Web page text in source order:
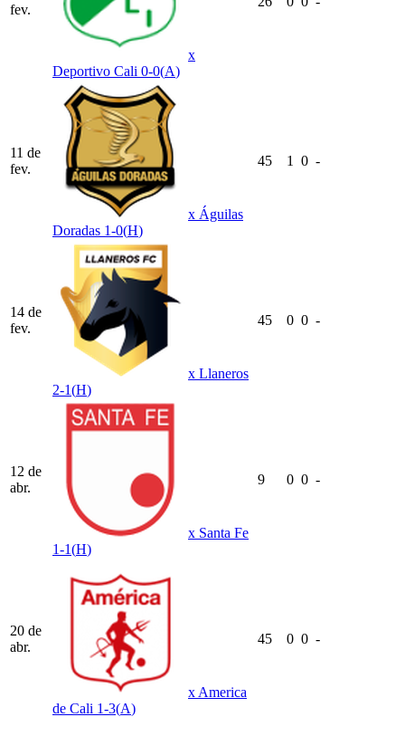
fev.
x
Deportivo Cali 0-0(A)
11 de
fev.
x Águilas
Doradas 1-0(H)
45 1 0 -
14 de
fev.
x Llaneros
2-1(H)
45 0 0 -
12 de
abr.
x Santa Fe
1-1(H)
9 0 0 -
20 de
abr.
x America
de Cali 1-3(A)
45 0 0 -